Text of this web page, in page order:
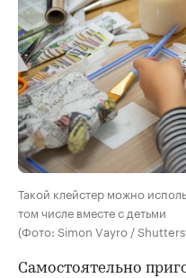
Такой клейстер можно
том числе вместе с детьми
(Фото: Simon Vayro /
Самостоятельно